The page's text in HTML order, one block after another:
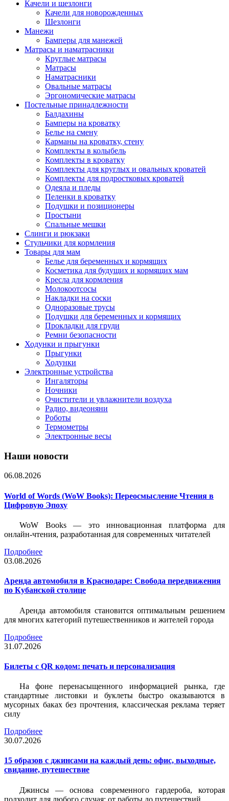
Качели и шезлонги
Качели для новорожденных
Шезлонги
Манежи
Бамперы для манежей
Матрасы и наматрасники
Круглые матрасы
Матрасы
Наматрасники
Овальные матрасы
Эргономические матрасы
Постельные принадлежности
Балдахины
Бамперы на кроватку
Белье на смену
Карманы на кроватку, стену
Комплекты в колыбель
Комплекты в кроватку
Комплекты для круглых и овальных кроватей
Комплекты для подростковых кроватей
Одеяла и пледы
Пеленки в кроватку
Подушки и позиционеры
Простыни
Спальные мешки
Слинги и рюкзаки
Стульчики для кормления
Товары для мам
Белье для беременных и кормящих
Косметика для будущих и кормящих мам
Кресла для кормления
Молокоотсосы
Накладки на соски
Одноразовые трусы
Подушки для беременных и кормящих
Прокладки для груди
Ремни безопасности
Ходунки и прыгунки
Прыгунки
Ходунки
Электронные устройства
Ингаляторы
Ночники
Очистители и увлажнители воздуха
Радио, видеоняни
Роботы
Термометры
Электронные весы
Наши новости
06.08.2026
World of Words (WoW Books): Переосмысление Чтения в
Цифровую Эпоху
WoW Books — это инновационная платформа для
онлайн-чтения, разработанная для современных читателей
Подробнее
03.08.2026
Аренда автомобиля в Краснодаре: Свобода передвижения
по Кубанской столице
Аренда автомобиля становится оптимальным решением
для многих категорий путешественников и жителей города
Подробнее
31.07.2026
Билеты c QR кодом: печать и персонализация
На фоне перенасыщенного информацией рынка, где
стандартные листовки и буклеты быстро оказываются в
мусорных баках без прочтения, классическая реклама теряет
силу
Подробнее
30.07.2026
15 образов с джинсами на каждый день: офис, выходные,
свидание, путешествие
Джинсы — основа современного гардероба, которая
подходит для любого случая: от работы до путешествий